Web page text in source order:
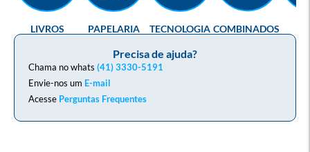
Precisa de ajuda?
Chama no whats (41) 3330-5191
Envie-nos um E-mail
Acesse Perguntas Frequentes
LIVROS PAPELARIA TECNOLOGIA COMBINADOS